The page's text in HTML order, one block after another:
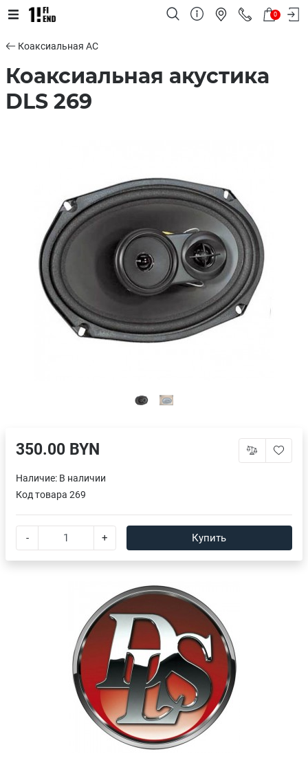
0
Коаксиальная АС
Коаксиальная акустика
DLS 269
350.00 BYN
Наличие: В наличии
Код товара 269
- + Купить